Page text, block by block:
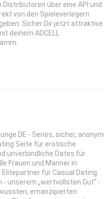
Distributoren über eine API und
von den Spieleverlegern
Sicher Dir jetzt attraktive
deinem ADCELL
DE - Seriös, sicher, anonym.
Seite für erotische
unverbindliche Dates für
Frauen und Männer in
für Casual Dating.
- unserem „wertvollsten Gut“ -
emanzipierten